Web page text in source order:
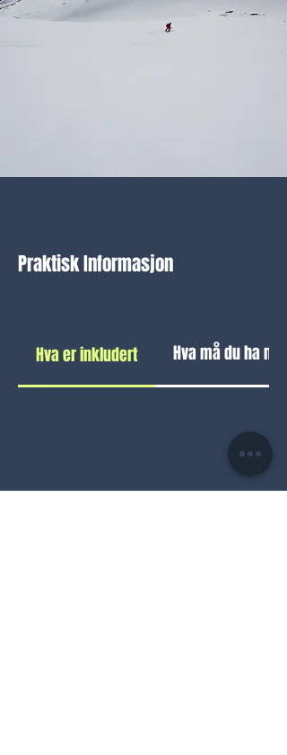
Praktisk Informasjon
Hva er inkludert Hva må du ha med